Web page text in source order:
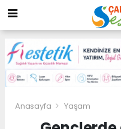
Anasayfa Yaşam